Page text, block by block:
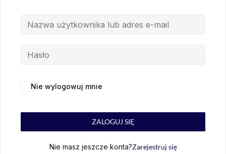
Nie wylogowuj mnie
ZALOGUJ SIĘ
Nie masz jeszcze konta?Zarejestruj się